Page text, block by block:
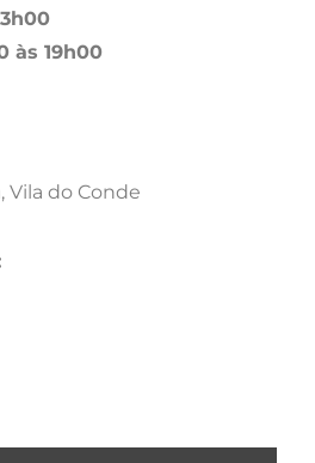
às 19h00
Vila do Conde